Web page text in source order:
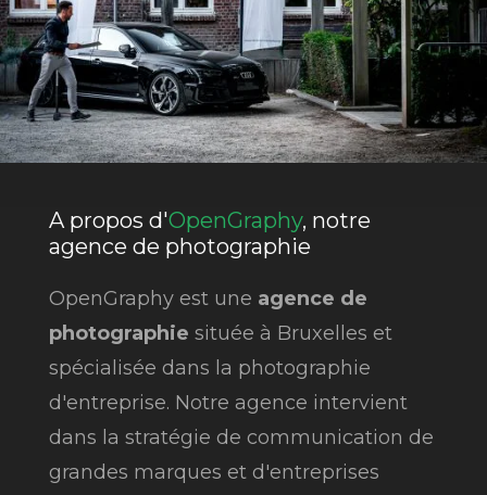
A propos d'OpenGraphy, notre
agence de photographie
OpenGraphy est une agence de
photographie située à Bruxelles et
spécialisée dans la photographie
d'entreprise. Notre agence intervient
dans la stratégie de communication de
grandes marques et d'entreprises